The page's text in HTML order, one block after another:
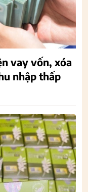
vay vốn, xóa
nhập thấp